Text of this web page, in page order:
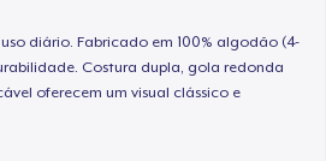
diário. Fabricado em 100% algodão (4-
Costura dupla, gola redonda
oferecem um visual clássico e